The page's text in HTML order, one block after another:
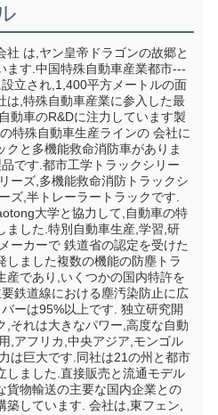
は,ヤン皇帝ドラゴンの故郷と
ます.中国特殊自動車産業都市---
立され,1,400平方メートルの面
は,特殊自動車産業に参入した最
動車のR&Dに注力しています製
特殊自動車生産ラインの 会社に
クと多機能救命消防車がありま
です.都市工学トラックシリー
ーズ,多機能救命消防トラックシ
ズ,半トレーラートラックです.
大学と協力して,自動車の特
ました.特別自動車生産,学習,研
ーカーで 鉄道省の認定を受けた
しました複数の機能の防塵トラ
産であり,いくつかの国内特許を
鉄道線における塵汚染防止に広
ーは95%以上です. 独立研究開
,それは大きなパワー,高度な自動
,アフリカ,中央アジア,モンゴル
は巨大です.同社は21の州と都市
しました.直接販売と流通モデル
貨物輸送の主要な国内企業との
築しています. 会社は,東フェン,